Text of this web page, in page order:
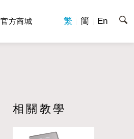
官方商城 繁 簡 En
相關教學